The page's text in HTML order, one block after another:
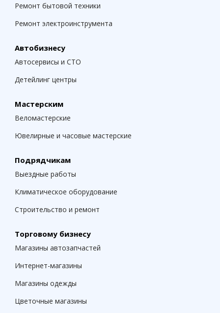
Ремонт бытовой техники
Ремонт электроинструмента
Автобизнесу
Автосервисы и СТО
Детейлинг центры
Мастерским
Веломастерские
Ювелирные и часовые мастерские
Подрядчикам
Выездные работы
Климатическое оборудование
Строительство и ремонт
Торговому бизнесу
Магазины автозапчастей
Интернет-магазины
Магазины одежды
Цветочные магазины